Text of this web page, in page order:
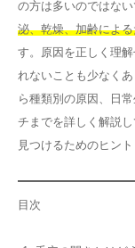
の方は多いのではな
泌、乾燥、加齢によ
す。原因を正しく理
れないことも少なく
ら種類別の原因、日
チまでを詳しく解説
見つけるためのヒン
目次
English